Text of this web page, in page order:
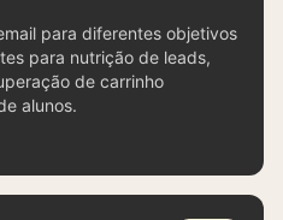
para diferentes objetivos
para nutrição de leads,
de carrinho
alunos.